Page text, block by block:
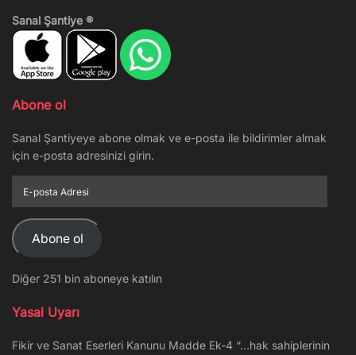
Sanal Şantiye ®
Abone ol
Sanal Şantiyeye abone olmak ve e-posta ile bildirimler almak
için e-posta adresinizi girin.
posta
Adresi
Abone ol
Diğer 251 bin aboneye katılın
Yasal Uyarı
Fikir ve Sanat Eserleri Kanunu Madde Ek-4 “…hak sahiplerinin